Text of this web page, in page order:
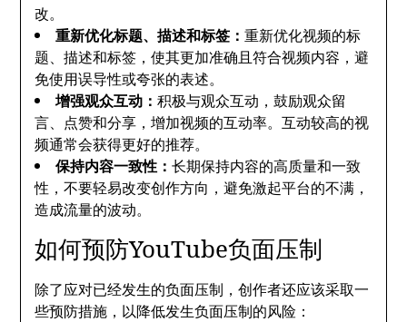
改。
重新优化标题、描述和标签：重新优化视频的标
题、描述和标签，使其更加准确且符合视频内容，避
免使用误导性或夸张的表述。
增强观众互动：积极与观众互动，鼓励观众留
言、点赞和分享，增加视频的互动率。互动较高的视
频通常会获得更好的推荐。
保持内容一致性：长期保持内容的高质量和一致
性，不要轻易改变创作方向，避免激起平台的不满，
造成流量的波动。
如何预防YouTube负面压制
除了应对已经发生的负面压制，创作者还应该采取一
些预防措施，以降低发生负面压制的风险：